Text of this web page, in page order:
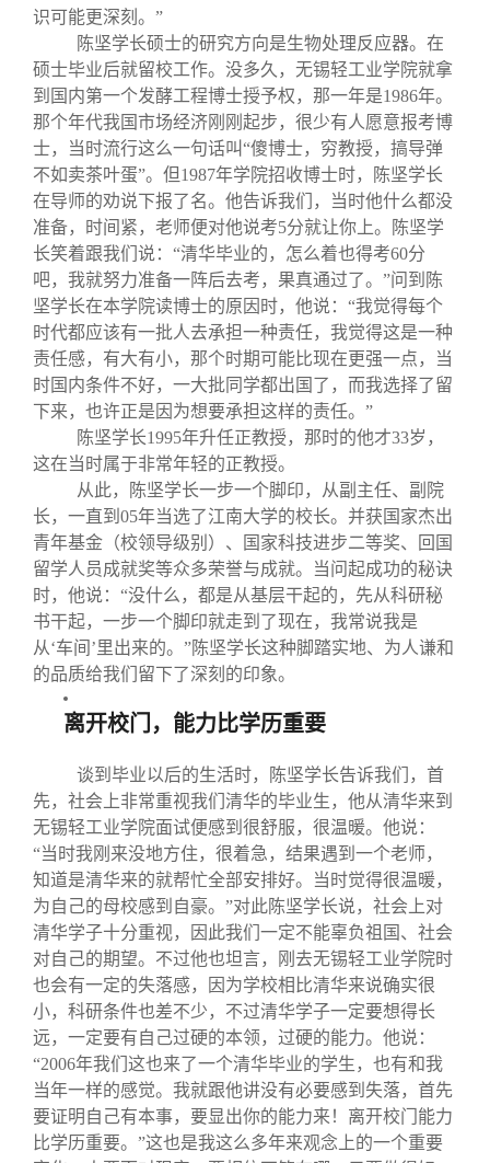
识可能更深刻。”
陈坚学长硕士的研究方向是生物处理反应器。在
硕士毕业后就留校工作。没多久，无锡轻工业学院就拿
到国内第一个发酵工程博士授予权，那一年是1986年。
那个年代我国市场经济刚刚起步，很少有人愿意报考博
士，当时流行这么一句话叫“傻博士，穷教授，搞导弹
不如卖茶叶蛋”。但1987年学院招收博士时，陈坚学长
在导师的劝说下报了名。他告诉我们，当时他什么都没
准备，时间紧，老师便对他说考5分就让你上。陈坚学
长笑着跟我们说：“清华毕业的，怎么着也得考60分
吧，我就努力准备一阵后去考，果真通过了。”问到陈
坚学长在本学院读博士的原因时，他说：“我觉得每个
时代都应该有一批人去承担一种责任，我觉得这是一种
责任感，有大有小，那个时期可能比现在更强一点，当
时国内条件不好，一大批同学都出国了，而我选择了留
下来，也许正是因为想要承担这样的责任。”
陈坚学长1995年升任正教授，那时的他才33岁，
这在当时属于非常年轻的正教授。
从此，陈坚学长一步一个脚印，从副主任、副院
长，一直到05年当选了江南大学的校长。并获国家杰出
青年基金（校领导级别）、国家科技进步二等奖、回国
留学人员成就奖等众多荣誉与成就。当问起成功的秘诀
时，他说：“没什么，都是从基层干起的，先从科研秘
书干起，一步一个脚印就走到了现在，我常说我是
从‘车间’里出来的。”陈坚学长这种脚踏实地、为人谦和
的品质给我们留下了深刻的印象。
离开校门，能力比学历重要
谈到毕业以后的生活时，陈坚学长告诉我们，首
先，社会上非常重视我们清华的毕业生，他从清华来到
无锡轻工业学院面试便感到很舒服，很温暖。他说：
“当时我刚来没地方住，很着急，结果遇到一个老师，
知道是清华来的就帮忙全部安排好。当时觉得很温暖，
为自己的母校感到自豪。”对此陈坚学长说，社会上对
清华学子十分重视，因此我们一定不能辜负祖国、社会
对自己的期望。不过他也坦言，刚去无锡轻工业学院时
也会有一定的失落感，因为学校相比清华来说确实很
小，科研条件也差不少，不过清华学子一定要想得长
远，一定要有自己过硬的本领，过硬的能力。他说：
“2006年我们这也来了一个清华毕业的学生，也有和我
当年一样的感觉。我就跟他讲没有必要感到失落，首先
要证明自己有本事，要显出你的能力来！离开校门能力
比学历重要。”这也是我这么多年来观念上的一个重要